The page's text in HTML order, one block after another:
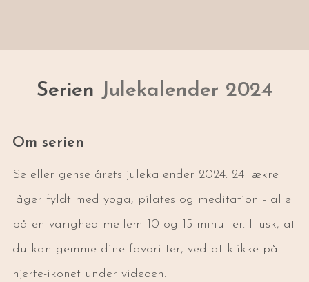
Serien Julekalender 2024
Om serien
Se eller gense årets julekalender 2024. 24 lækre
låger fyldt med yoga, pilates og meditation - alle
på en varighed mellem 10 og 15 minutter. Husk, at
du kan gemme dine favoritter, ved at klikke på
hjerte-ikonet under videoen.